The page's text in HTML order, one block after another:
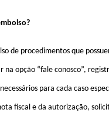
de procedimentos que
na opção “fale conosco”,
para cada caso
fiscal e da autorização,